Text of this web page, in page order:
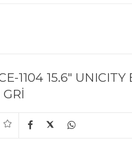
1104 15.6"